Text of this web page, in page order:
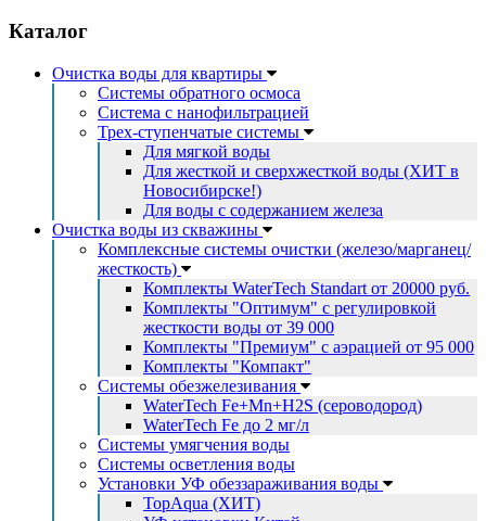
Каталог
Очистка воды для квартиры
Системы обратного осмоса
Система с нанофильтрацией
Трех-ступенчатые системы
Для мягкой воды
Для жесткой и сверхжесткой воды (ХИТ в
Новосибирске!)
Для воды с содержанием железа
Очистка воды из скважины
Комплексные системы очистки (железо/марганец/
жесткость)
Комплекты WaterTech Standart от 20000 руб.
Комплекты "Оптимум" с регулировкой
жесткости воды от 39 000
Комплекты "Премиум" с аэрацией от 95 000
Комплекты "Компакт"
Системы обезжелезивания
WaterTech Fe+Mn+H2S (сероводород)
WaterTech Fe до 2 мг/л
Системы умягчения воды
Системы осветления воды
Установки УФ обеззараживания воды
TopAqua (ХИТ)